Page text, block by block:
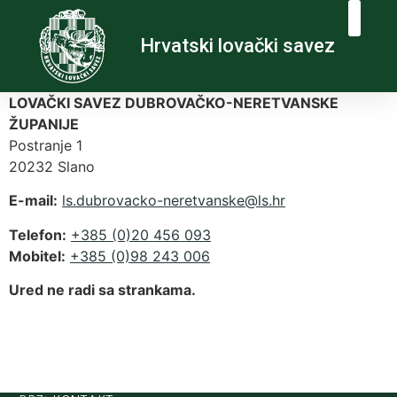
Hrvatski lovački savez
LOVAČKI SAVEZ DUBROVAČKO-NERETVANSKE
ŽUPANIJE
Postranje 1
20232 Slano
E-mail:
rh.sl
@eksnavteren-okcavorbud.sl
Telefon: +385 (0)20 456 093
Mobitel: +385 (0)98 243 006
Ured ne radi sa strankama.